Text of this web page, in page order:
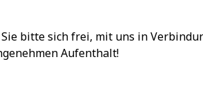
bitte sich frei, mit uns in
Aufenthalt!